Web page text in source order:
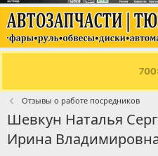
Отзывы о работе посредников
Шевкун Наталья
Ирина